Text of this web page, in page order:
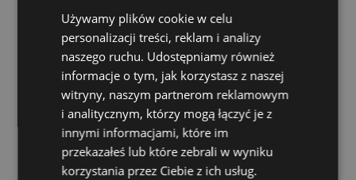
Odsłuch bezprzewodowy - XVIVE U4 Set
Dostępność:
845,00 zł
DO KOSZYKA
Używamy plików cookie w celu
personalizacji treści, reklam i analizy
naszego ruchu. Udostępniamy również
informacje o tym, jak korzystasz z naszej
witryny, naszym partnerom reklamowym
i analitycznym, którzy mogą łączyć je z
innymi informacjami, które im
przekazałeś lub które zebrali w wyniku
korzystania przez Ciebie z ich usług.